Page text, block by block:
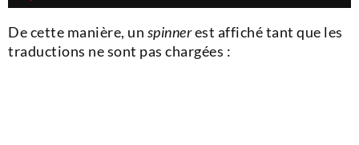
De cette manière, un spinnerest affiché tant que les
traductions ne sont pas chargées :